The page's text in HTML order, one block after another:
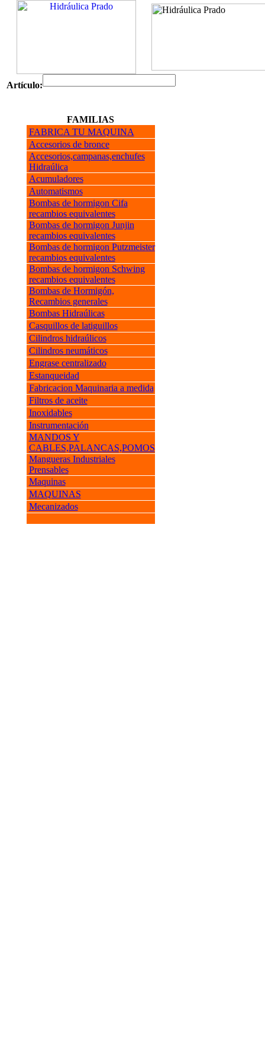
Artículo:
FAMILIAS
FABRICA TU MAQUINA
Accesorios de bronce
Accesorios,campanas,enchufes
Hidraúlica
Acumuladores
Automatismos
Bombas de hormigon Cifa
recambios equivalentes
Bombas de hormigon Junjin
recambios equivalentes
Bombas de hormigon Putzmeister
recambios equivalentes
Bombas de hormigon Schwing
recambios equivalentes
Bombas de Hormigón,
Recambios generales
Bombas Hidraúlicas
Casquillos de latiguillos
Cilindros hidraúlicos
Cilindros neumáticos
Engrase centralizado
Estanqueidad
Fabricacion Maquinaria a medida
Filtros de aceite
Inoxidables
Instrumentación
MANDOS Y
CABLES,PALANCAS,POMOS
Mangueras Industriales
Prensables
Maquinas
MAQUINAS
Mecanizados